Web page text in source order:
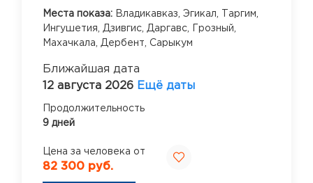
Места показа: Владикавказ, Эгикал,
Таргим,
Ингушетия, Дзивгис, Даргавс,
Грозный,
Махачкала, Дербент, Сарыкум
Ближайшая дата
12 августа 2026 Ещё даты
Продолжительность
9 дней
Цена за человека от
82 300 руб.